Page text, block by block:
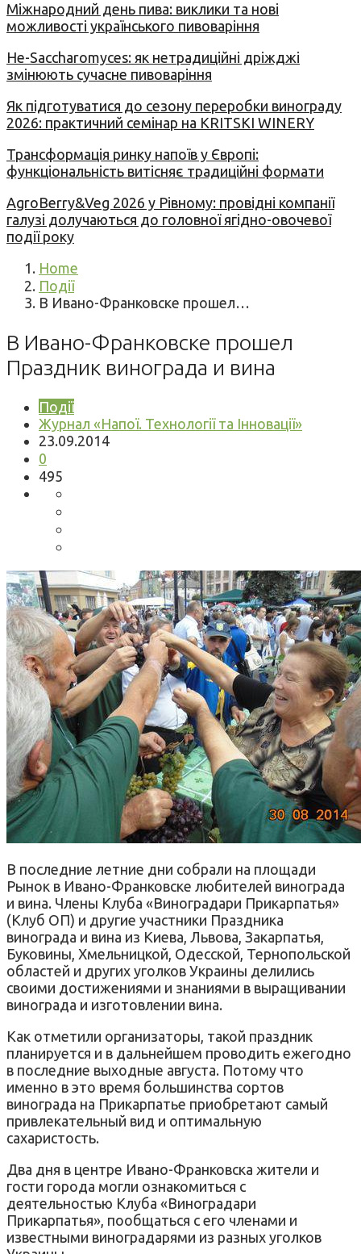
Міжнародний день пива: виклики та нові
можливості українського пивоваріння
Не-Saccharomyces: як нетрадиційні дріжджі
змінюють сучасне пивоваріння
Як підготуватися до сезону переробки винограду
2026: практичний семінар на KRITSKI WINERY
Трансформація ринку напоїв у Європі:
функціональність витісняє традиційні формати
AgroBerry&Veg 2026 у Рівному: провідні компанії
галузі долучаються до головної ягідно-овочевої
події року
Home
Події
В Ивано-Франковске прошел…
В Ивано-Франковске прошел
Праздник винограда и вина
Події
Журнал «Напої. Технології та Інновації»
23.09.2014
0
495
В последние летние дни собрали на площади
Рынок в Ивано-Франковске любителей винограда
и вина. Члены Клуба «Виноградари Прикарпатья»
(Клуб ОП) и другие участники Праздника
винограда и вина из Киева, Львова, Закарпатья,
Буковины, Хмельницкой, Одесской, Тернопольской
областей и других уголков Украины делились
своими достижениями и знаниями в выращивании
винограда и изготовлении вина.
Как отметили организаторы, такой праздник
планируется и в дальнейшем проводить ежегодно
в последние выходные августа. Потому что
именно в это время большинства сортов
винограда на Прикарпатье приобретают самый
привлекательный вид и оптимальную
сахаристость.
Два дня в центре Ивано-Франковска жители и
гости города могли ознакомиться с
деятельностью Клуба «Виноградари
Прикарпатья», пообщаться с его членами и
известными виноградарями из разных уголков